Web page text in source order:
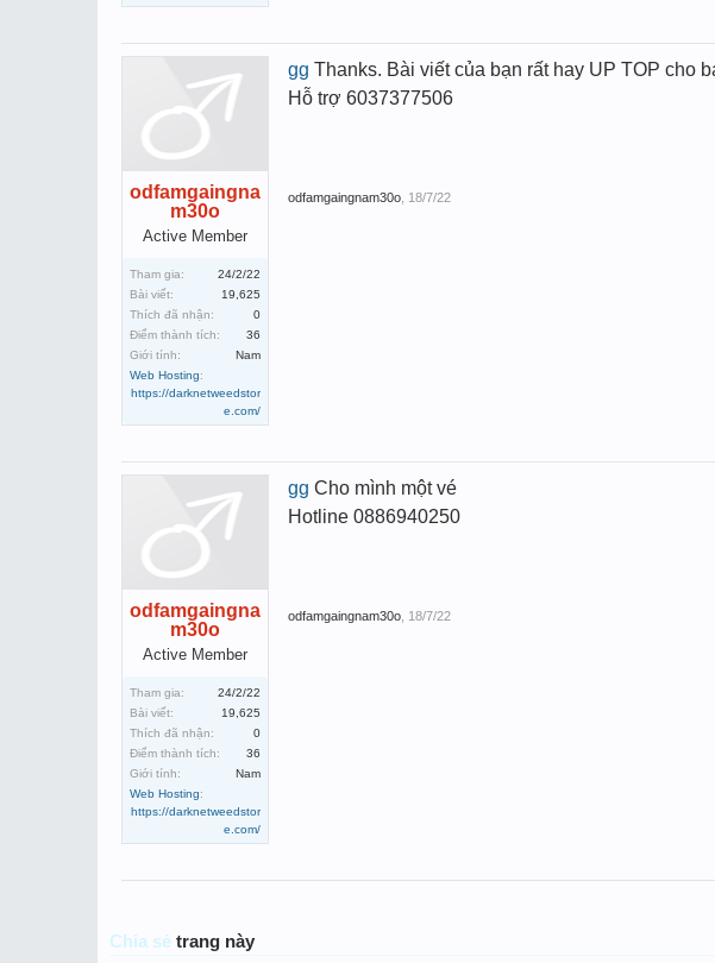
odfamgaingna
m30o
Active Member
Tham gia:
24/2/22
Bài viết:
19,625
Thích đã nhận:
0
Điểm thành tích:
36
Giới tính:
Nam
Web Hosting:
https://darknetweedstor
e.com/
gg Thanks. Bài viết của bạn rất hay UP TOP cho
Hỗ trợ 6037377506
odfamgaingnam30o 18/7/22
odfamgaingna
m30o
Active Member
Tham gia:
24/2/22
Bài viết:
19,625
Thích đã nhận:
0
Điểm thành tích:
36
Giới tính:
Nam
Web Hosting:
https://darknetweedstor
e.com/
gg Cho mình một vé
Hotline 0886940250
odfamgaingnam30o 18/7/22
Chia sẻ trang này